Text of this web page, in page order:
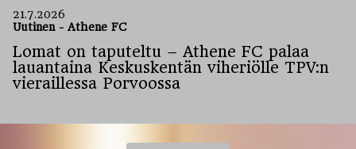
21.7.2026
Uutinen- Athene FC
Lomat on taputeltu – Athene FC palaa
lauantaina Keskuskentän viheriölle TPV:n
vieraillessa Porvoossa